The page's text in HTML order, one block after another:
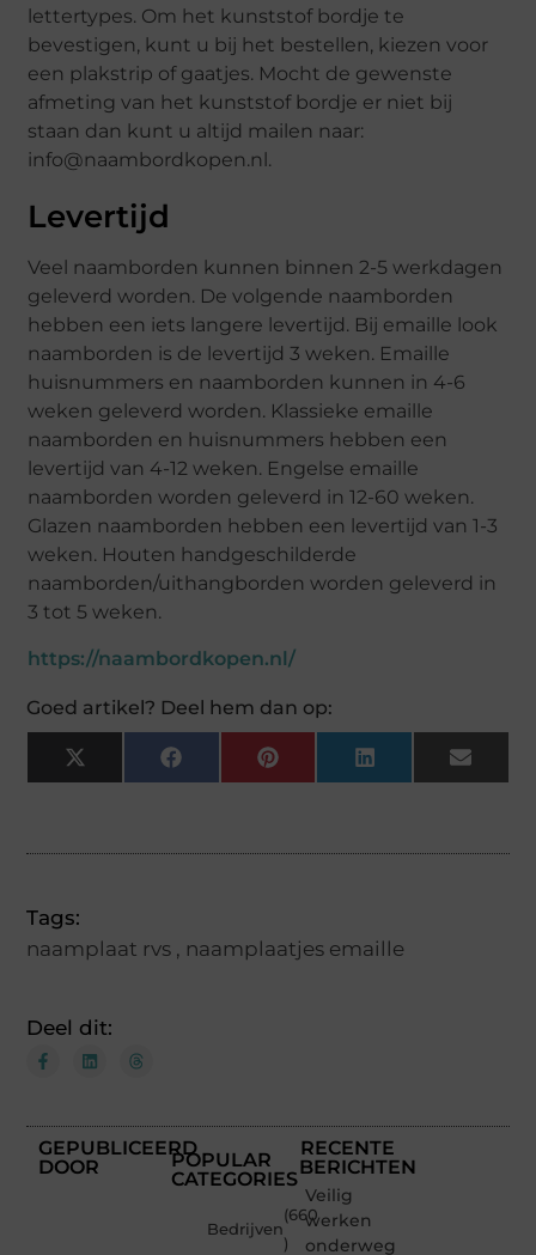
lettertypes. Om het kunststof bordje te
bevestigen, kunt u bij het bestellen, kiezen voor
een plakstrip of gaatjes. Mocht de gewenste
afmeting van het kunststof bordje er niet bij
staan dan kunt u altijd mailen naar:
info@naambordkopen.nl.
Levertijd
Veel naamborden kunnen binnen 2-5 werkdagen
geleverd worden. De volgende naamborden
hebben een iets langere levertijd. Bij emaille look
naamborden is de levertijd 3 weken. Emaille
huisnummers en naamborden kunnen in 4-6
weken geleverd worden. Klassieke emaille
naamborden en huisnummers hebben een
levertijd van 4-12 weken. Engelse emaille
naamborden worden geleverd in 12-60 weken.
Glazen naamborden hebben een levertijd van 1-3
weken. Houten handgeschilderde
naamborden/uithangborden worden geleverd in
3 tot 5 weken.
https://naambordkopen.nl/
Goed artikel? Deel hem dan op:
X
(Twitter)
FacebookPinterestLinkedInEmail
Tags:
naamplaat rvs , naamplaatjes emaille
Deel dit:
GEPUBLICEERD
DOOR
POPULAR
CATEGORIES
Bedrijven
(660
)
RECENTE
BERICHTEN
Veilig
werken
onderweg: